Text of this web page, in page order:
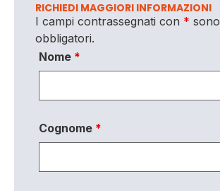
RICHIEDI MAGGIORI INFORMAZIONI
I campi contrassegnati con * sono
obbligatori.
Nome *
Cognome *